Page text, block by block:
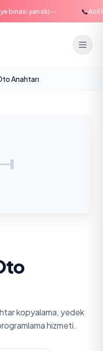
yan sk)— Acil
Anahtarı
kopyalama, yedek
hizmeti.